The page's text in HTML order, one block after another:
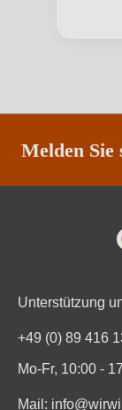
Melden Sie
Unterstützung
+49 (0) 89 416
Mo-Fr, 10:00 -
Mail: